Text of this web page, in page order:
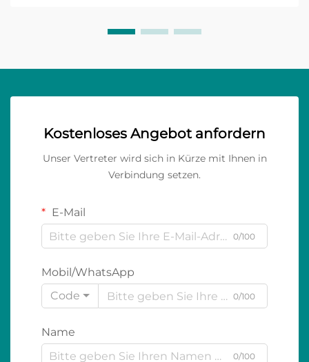
Kostenloses Angebot anfordern
Unser Vertreter wird sich in Kürze mit Ihnen in
Verbindung setzen.
E-Mail
0/100
Mobil/WhatsApp
Code
0/100
Name
0/100